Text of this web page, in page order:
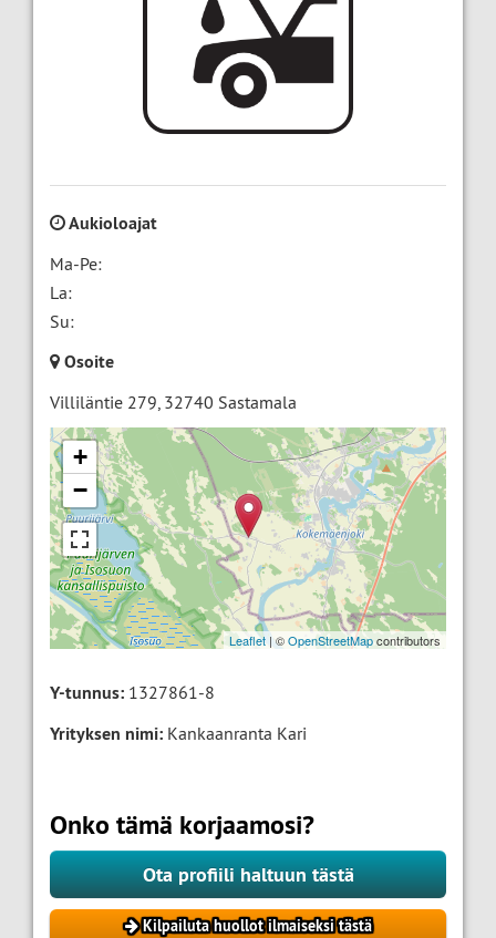
Aukioloajat
Ma-Pe:
La:
Su:
Osoite
Villiläntie 279, 32740 Sastamala
+
−
Leaflet | ©OpenStreetMapcontributors
Y-tunnus: 1327861-8
Yrityksen nimi: Kankaanranta Kari
Onko tämä korjaamosi?
Ota profiili haltuun tästä
Kilpailuta huollot ilmaiseksi tästä